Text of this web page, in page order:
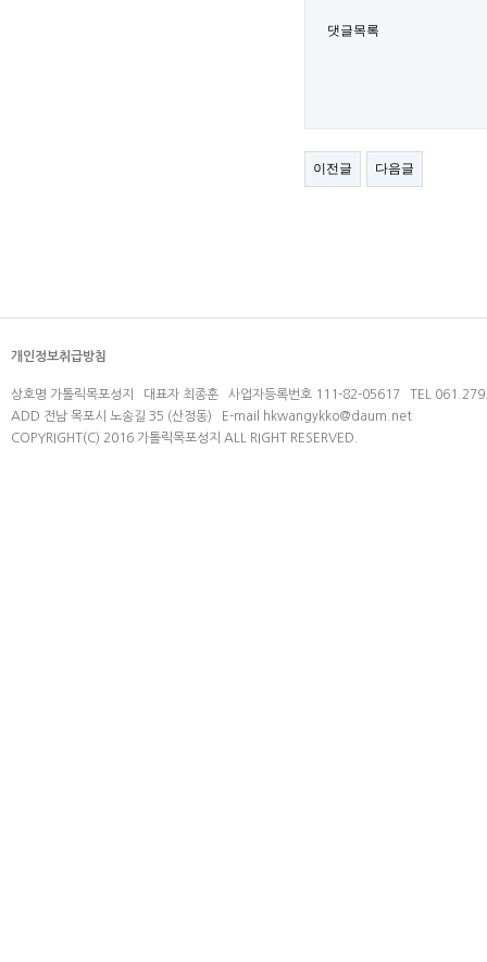
댓글목록
이전글 다음글
개인정보취급방침
상호명 가톨릭목포성지 대표자 최종훈 사업자등록번호 111-82-05617 TEL
ADD 전남 목포시 노송길 35 (산정동) E-mail
hkwangykko@daum.net
COPYRIGHT(C) 2016 가톨릭목포성지 ALL RIGHT RESERVED.